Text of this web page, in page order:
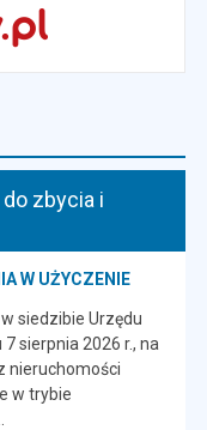
zbycia i
W UŻYCZENIE
siedzibie Urzędu
sierpnia 2026 r., na
nieruchomości
w trybie